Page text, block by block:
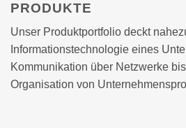
PRODUKTE
Unser Produktportfolio deckt
Informationstechnologie eines
Kommunikation über Netzwerke
Organisation von